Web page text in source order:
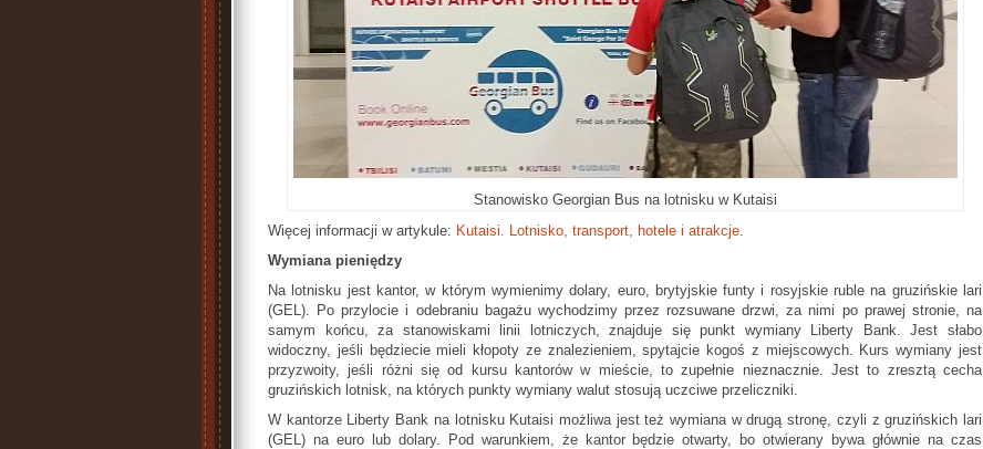
Stanowisko Georgian Bus na lotnisku w Kutaisi
Więcej informacji w artykule: Kutaisi. Lotnisko, transport, hotele i atrakcje.
Wymiana pieniędzy
Na lotnisku jest kantor, w którym wymienimy dolary, euro, brytyjskie funty i rosyjskie ruble na gruzińskie lari
(GEL). Po przylocie i odebraniu bagażu wychodzimy przez rozsuwane drzwi, za nimi po prawej stronie, na
samym końcu, za stanowiskami linii lotniczych, znajduje się punkt wymiany Liberty Bank. Jest słabo
widoczny, jeśli będziecie mieli kłopoty ze znalezieniem, spytajcie kogoś z miejscowych. Kurs wymiany jest
przyzwoity, jeśli różni się od kursu kantorów w mieście, to zupełnie nieznacznie. Jest to zresztą cecha
gruzińskich lotnisk, na których punkty wymiany walut stosują uczciwe przeliczniki.
W kantorze Liberty Bank na lotnisku Kutaisi możliwa jest też wymiana w drugą stronę, czyli z gruzińskich lari
(GEL) na euro lub dolary. Pod warunkiem, że kantor będzie otwarty, bo otwierany bywa głównie na czas